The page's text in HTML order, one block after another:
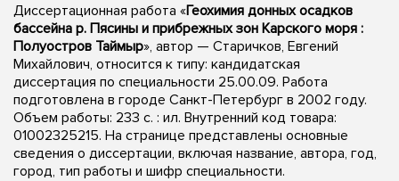
Диссертационная работа «Геохимия донных осадков
бассейна р. Пясины и прибрежных зон Карского моря :
Полуостров Таймыр», автор — Старичков, Евгений
Михайлович, относится к типу: кандидатская
диссертация по специальности 25.00.09. Работа
подготовлена в городе Санкт-Петербург в 2002 году.
Объем работы: 233 с. : ил. Внутренний код товара:
01002325215. На странице представлены основные
сведения о диссертации, включая название, автора, год,
город, тип работы и шифр специальности.